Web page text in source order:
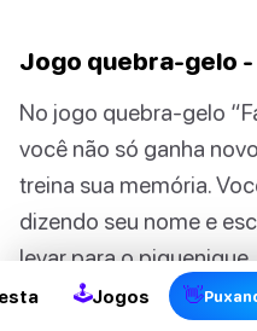
2
Jogo quebra-gelo
No jogo quebra-gelo
você não só ganha
treina sua memória.
dizendo seu nome e
levar para o piquenique.
🕹Jogos 👋